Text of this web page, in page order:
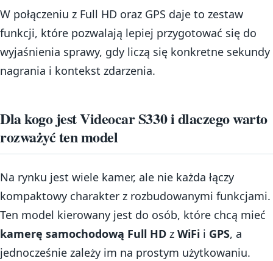
W połączeniu z Full HD oraz GPS daje to zestaw
funkcji, które pozwalają lepiej przygotować się do
wyjaśnienia sprawy, gdy liczą się konkretne sekundy
nagrania i kontekst zdarzenia.
Dla kogo jest Videocar S330 i dlaczego warto
rozważyć ten model
Na rynku jest wiele kamer, ale nie każda łączy
kompaktowy charakter z rozbudowanymi funkcjami.
Ten model kierowany jest do osób, które chcą mieć
kamerę samochodową Full HD z WiFi i GPS, a
jednocześnie zależy im na prostym użytkowaniu.